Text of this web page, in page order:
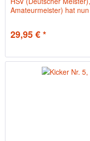
Amateurmeister) hat
29,95 € *